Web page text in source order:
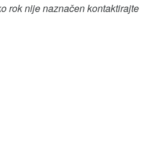
rok nije naznačen kontaktirajte